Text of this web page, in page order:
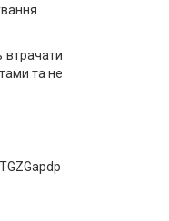
втрачати
та не